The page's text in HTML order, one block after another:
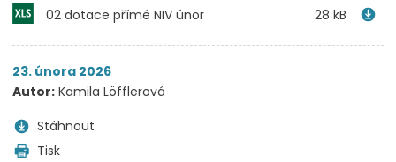
02 dotace přímé NIV únor 28 kB
23. února 2026
Autor: Kamila Löfflerová
Stáhnout
Tisk